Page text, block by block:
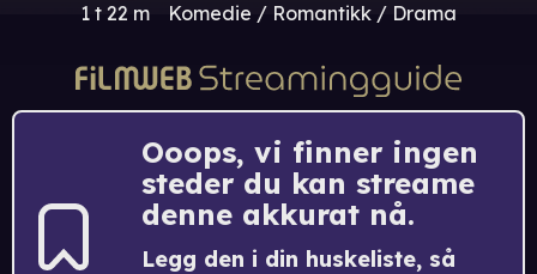
1 t 22 m Komedie / Romantikk / Drama
Ooops, vi finner ingen
steder du kan streame
denne akkurat nå.
Legg den i din huskeliste, så